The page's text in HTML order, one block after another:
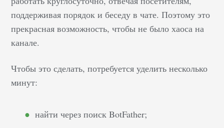
охват собственной
целевой аудитории.
свой аккаунт в
хотя бы в одном из
поддерживая порядок и беседу в чате. Поэтому это
прекрасная возможность, чтобы не было хаоса на
канале.
Чтобы это сделать, потребуется уделить несколько
минут:
найти через поиск BotFather;